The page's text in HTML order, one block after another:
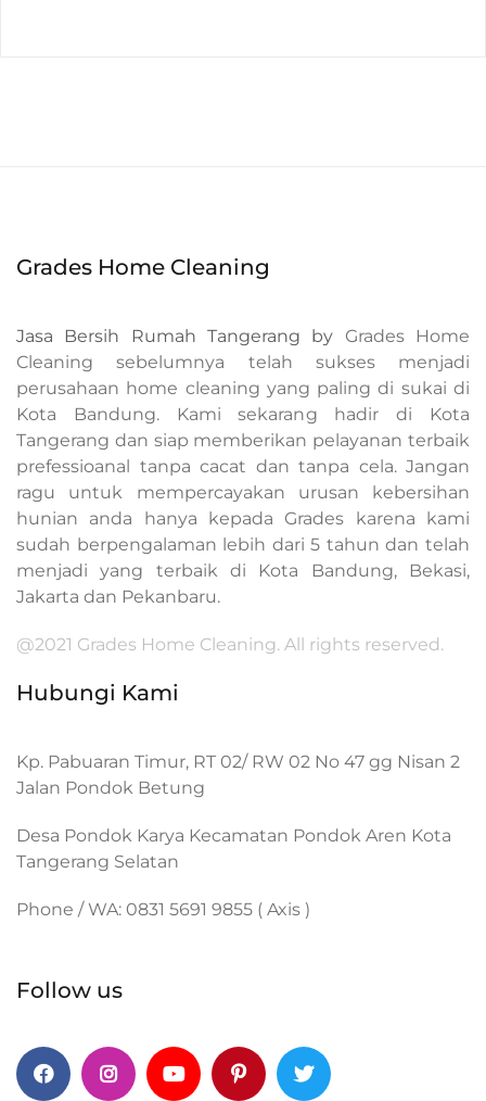
Grades Home Cleaning
Jasa Bersih Rumah Tangerang by Grades Home
Cleaning sebelumnya telah sukses menjadi
perusahaan home cleaning yang paling di sukai di
Kota Bandung. Kami sekarang hadir di Kota
Tangerang dan siap memberikan pelayanan terbaik
prefessioanal tanpa cacat dan tanpa cela. Jangan
ragu untuk mempercayakan urusan kebersihan
hunian anda hanya kepada Grades karena kami
sudah berpengalaman lebih dari 5 tahun dan telah
menjadi yang terbaik di Kota Bandung, Bekasi,
Jakarta dan Pekanbaru.
@2021 Grades Home Cleaning. All rights reserved.
Hubungi Kami
Kp. Pabuaran Timur, RT 02/ RW 02 No 47 gg Nisan 2
Jalan Pondok Betung
Desa Pondok Karya Kecamatan Pondok Aren Kota
Tangerang Selatan
Phone / WA: 0831 5691 9855 ( Axis )
Follow us